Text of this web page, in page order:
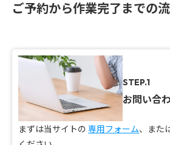
ご予約から作業完了までの
STEP.1
お問い合
まずは当サイトの 専用フォーム、また